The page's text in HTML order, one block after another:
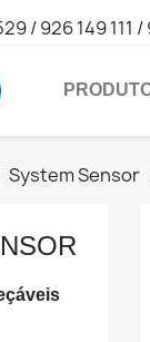
/ 926 149 111 /
System Sensor